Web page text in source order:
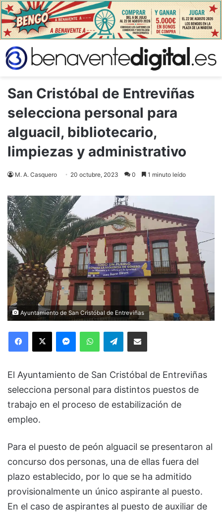
San Cristóbal de Entreviñas
selecciona personal para
alguacil, bibliotecario,
limpiezas y administrativo
M. A. Casquero 20 octubre, 2023 0 1 minuto leído
Ayuntamiento de San Cristóbal de Entreviñas
Facebook
X MessengerWhatsAppTelegramCompartir via Email
El Ayuntamiento de San Cristóbal de Entreviñas
selecciona personal para distintos puestos de
trabajo en el proceso de estabilización de
empleo.
Para el puesto de peón alguacil se presentaron al
concurso dos personas, una de ellas fuera del
plazo establecido, por lo que se ha admitido
provisionalmente un único aspirante al puesto.
En el caso de aspirantes al puesto de auxiliar de